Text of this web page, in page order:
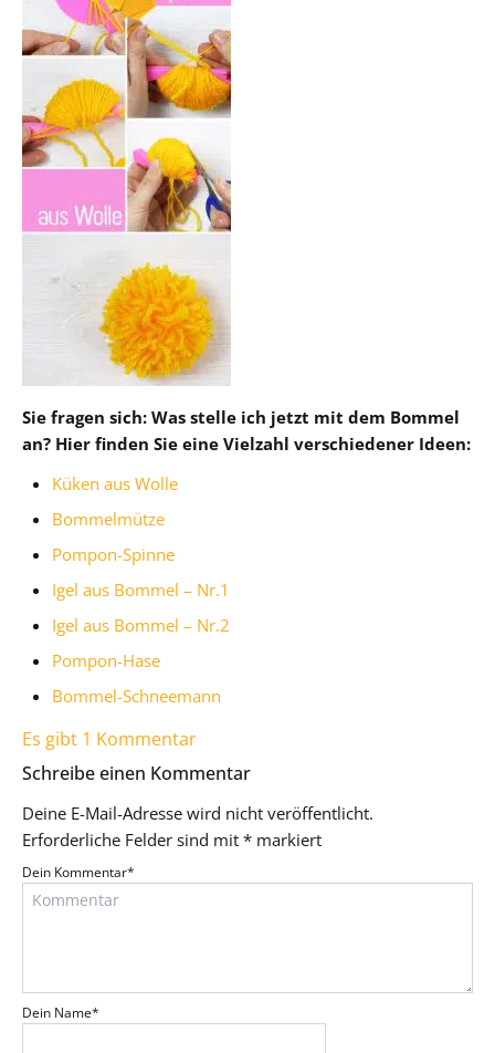
Sie fragen sich: Was stelle ich jetzt mit dem Bommel
an? Hier finden Sie eine Vielzahl verschiedener Ideen:
Küken aus Wolle
Bommelmütze
Pompon-Spinne
Igel aus Bommel – Nr.1
Igel aus Bommel – Nr.2
Pompon-Hase
Bommel-Schneemann
Es gibt 1 Kommentar
Schreibe einen Kommentar
Deine E-Mail-Adresse wird nicht veröffentlicht.
Erforderliche Felder sind mit * markiert
Dein Kommentar*
Dein Name*